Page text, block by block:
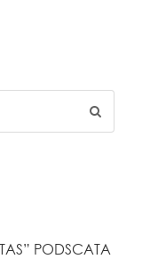
PODSCATA